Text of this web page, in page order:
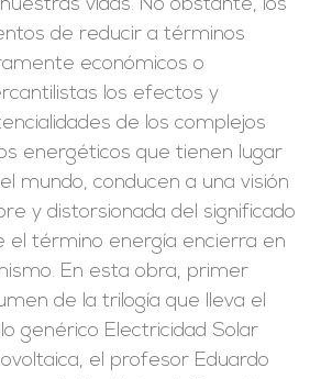
vidas. No obstante, los
de reducir a términos
económicos o
los efectos y
de los complejos
energéticos que tienen lugar
mundo, conducen a una visión
y distorsionada del significado
el término energía encierra en
En esta obra, primer
de la trilogía que lleva el
genérico Electricidad Solar
el profesor Eduardo